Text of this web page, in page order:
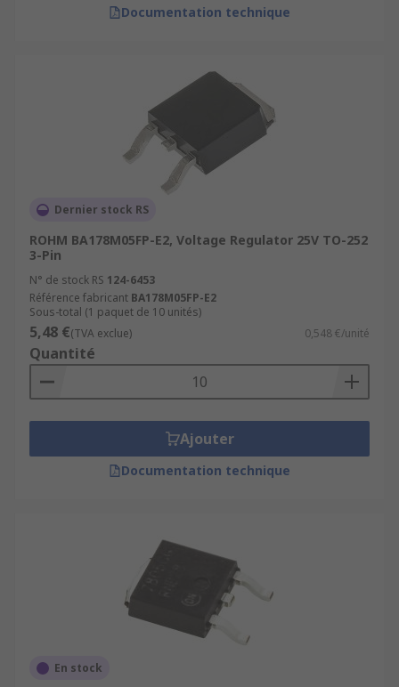
Documentation technique
Dernier stock RS
ROHM BA178M05FP-E2, Voltage Regulator 25V TO-252
3-Pin
N° de stock RS 124-6453
Référence fabricant BA178M05FP-E2
Sous-total (1 paquet de 10 unités)
5,48 €(TVA exclue) 0,548 €/unité
Quantité
Ajouter
Documentation technique
En stock